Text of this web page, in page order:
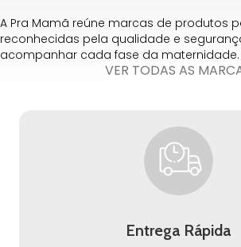
A Pra Mamã reúne marcas de produtos
reconhecidas pela qualidade e
acompanhar cada fase da maternidade.
VER TODAS AS
Entrega Rápida